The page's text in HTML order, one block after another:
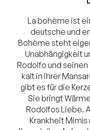
La bohème ist
deutsche und
Bohème steht
Unabhängigkeit
Rodolfo und seinen
kalt in ihrer
gibt es für die
Sie bringt
Rodolfos Liebe.
Krankheit